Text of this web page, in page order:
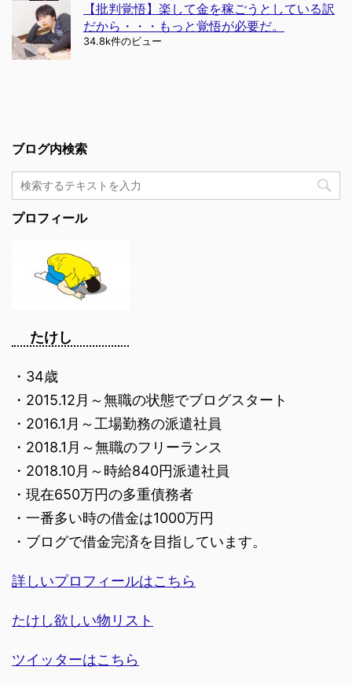
【批判覚悟】楽して金を稼ごうとしている訳
だから・・・もっと覚悟が必要だ。
34.8k件のビュー
ブログ内検索
プロフィール
たけし
・34歳
・2015.12月～無職の状態でブログスタート
・2016.1月～工場勤務の派遣社員
・2018.1月～無職のフリーランス
・2018.10月～時給840円派遣社員
・現在650万円の多重債務者
・一番多い時の借金は1000万円
・ブログで借金完済を目指しています。
詳しいプロフィールはこちら
たけし欲しい物リスト
ツイッターはこちら